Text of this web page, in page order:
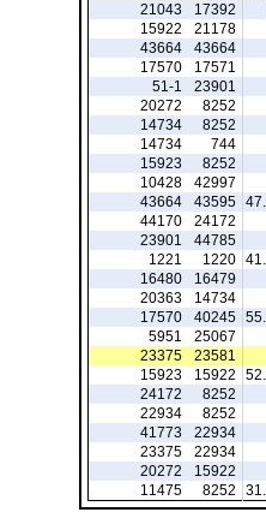
17392
21043
21178
15922
43664
43664
17571
17570
23901
51-1
8252
20272
8252
14734
744
14734
8252
15923
42997
10428
43595
43664
24172
44170
44785
23901
1220
1221
16479
16480
14734
20363
40245
17570
25067
5951
23581
23375
15922
15923
8252
24172
8252
22934
22934
41773
22934
23375
15922
20272
8252
11475